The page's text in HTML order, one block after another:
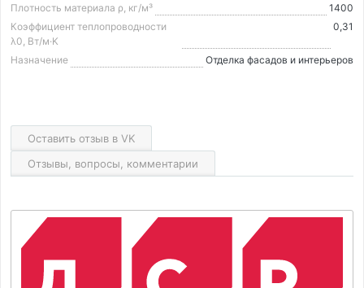
Плотность материала ρ, кг/м³
1400
Коэффициент теплопроводности
λ0, Вт/м·K
0,31
Назначение Отделка фасадов и интерьеров
Оставить отзыв в VK
Отзывы, вопросы, комментарии